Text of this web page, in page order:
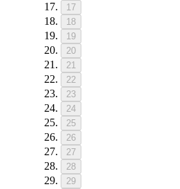
17
18
19
20
21
22
23
24
25
26
27
28
29